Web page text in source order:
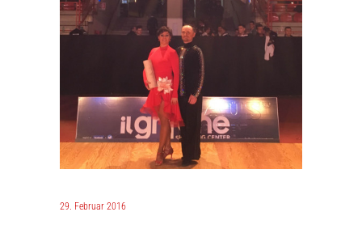
29. Februar 2016